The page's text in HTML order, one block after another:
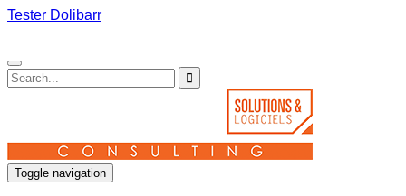
Tester Dolibarr
Toggle navigation